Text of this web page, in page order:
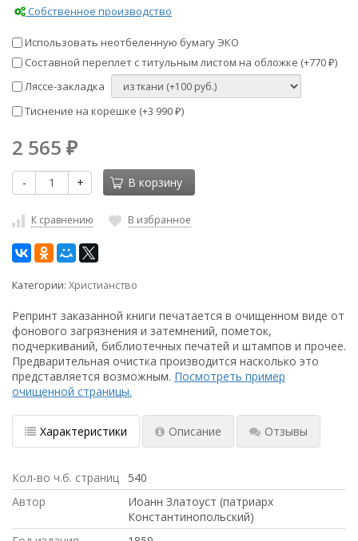
Собственное производство
Использовать неотбеленную бумагу ЭКО
Составной переплет с титульным листом на обложке (+770 ₽)
Ляссе-закладка
Тиснение на корешке (+3 990 ₽)
2 565 ₽
- + В корзину
К сравнению В избранное
Категории: Христианство
Репринт заказанной книги печатается в очищенном виде от
фонового загрязнения и затемнений, пометок,
подчеркиваний, библиотечных печатей и штампов и прочее.
Предварительная очистка производится насколько это
представляется возможным. Посмотреть пример
очищенной страницы.
Характеристики Описание Отзывы
Кол-во ч.б. страниц
540
Автор
Иоанн Златоуст (патриарх
Константинопольский)